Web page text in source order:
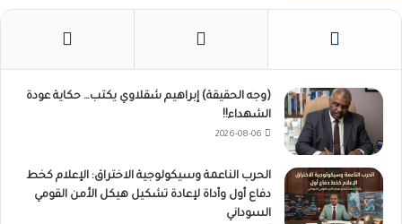
(وجه الحقيقة) إبراهيم شقلاوي يكتب… حكاية عودة
الشهداء!!
2026-08-06
الحرب الناعمة وسيكولوجية الاختراق: الإعلام كخط
دفاع أول وأداة لإعادة تشكيل هيكل الأمن القومي
السوداني